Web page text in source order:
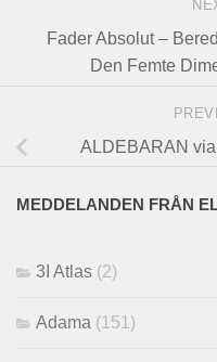
Fader Absolut –
Den Femte
ALDEBARAN
MEDDELANDEN FRÅN
3I Atlas (2)
Adama (151)